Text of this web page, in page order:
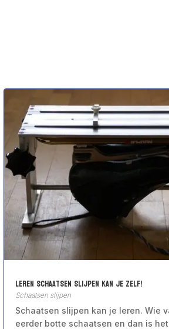
Leren Schaatsen slijpen kan je zelf!
Schaatsen slijpen
Schaatsen slijpen kan je leren. Wie
eerder botte schaatsen en dan is